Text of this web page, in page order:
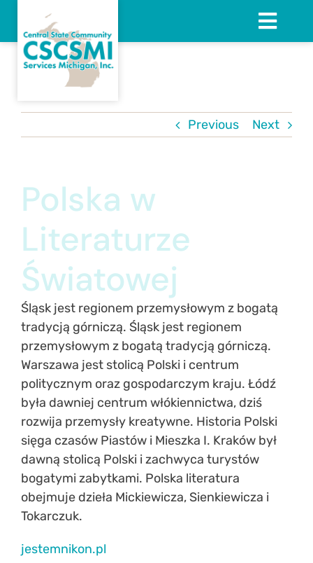
content
ABOUT
NEWSLETTER
CAREERS
CONTACT
Previous Next
Polska w
Literaturze
Światowej
Śląsk jest regionem przemysłowym z bogatą
tradycją górniczą. Śląsk jest regionem
przemysłowym z bogatą tradycją górniczą.
Warszawa jest stolicą Polski i centrum
politycznym oraz gospodarczym kraju. Łódź
była dawniej centrum włókiennictwa, dziś
rozwija przemysły kreatywne. Historia Polski
sięga czasów Piastów i Mieszka I. Kraków był
dawną stolicą Polski i zachwyca turystów
bogatymi zabytkami. Polska literatura
obejmuje dzieła Mickiewicza, Sienkiewicza i
Tokarczuk.
jestemnikon.pl